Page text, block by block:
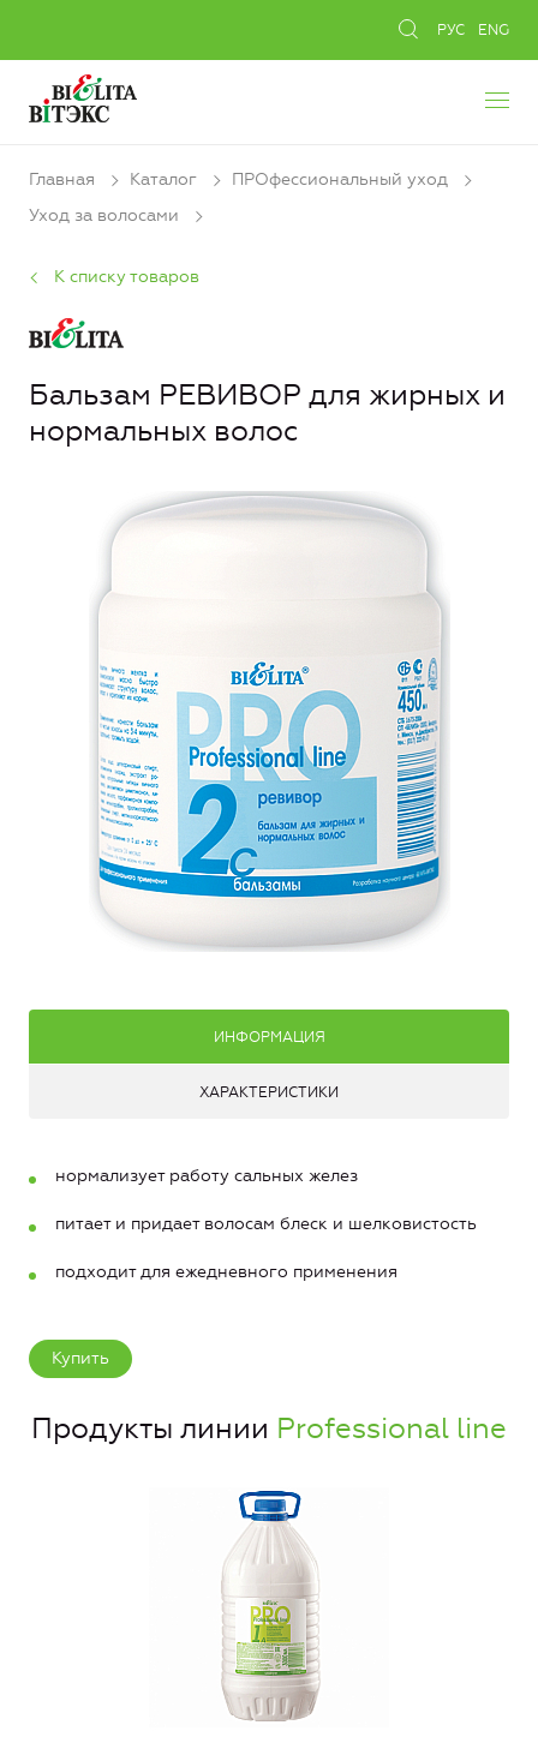
РУС ENG
Главная Каталог
ПРОфессиональный уход
Уход за волосами
К списку товаров
Бальзам РЕВИВОР для жирных и
нормальных волос
ИНФОРМАЦИЯ
ХАРАКТЕРИСТИКИ
нормализует работу сальных желез
питает и придает волосам блеск и шелковистость
подходит для ежедневного применения
Купить
Продукты линии Professional line